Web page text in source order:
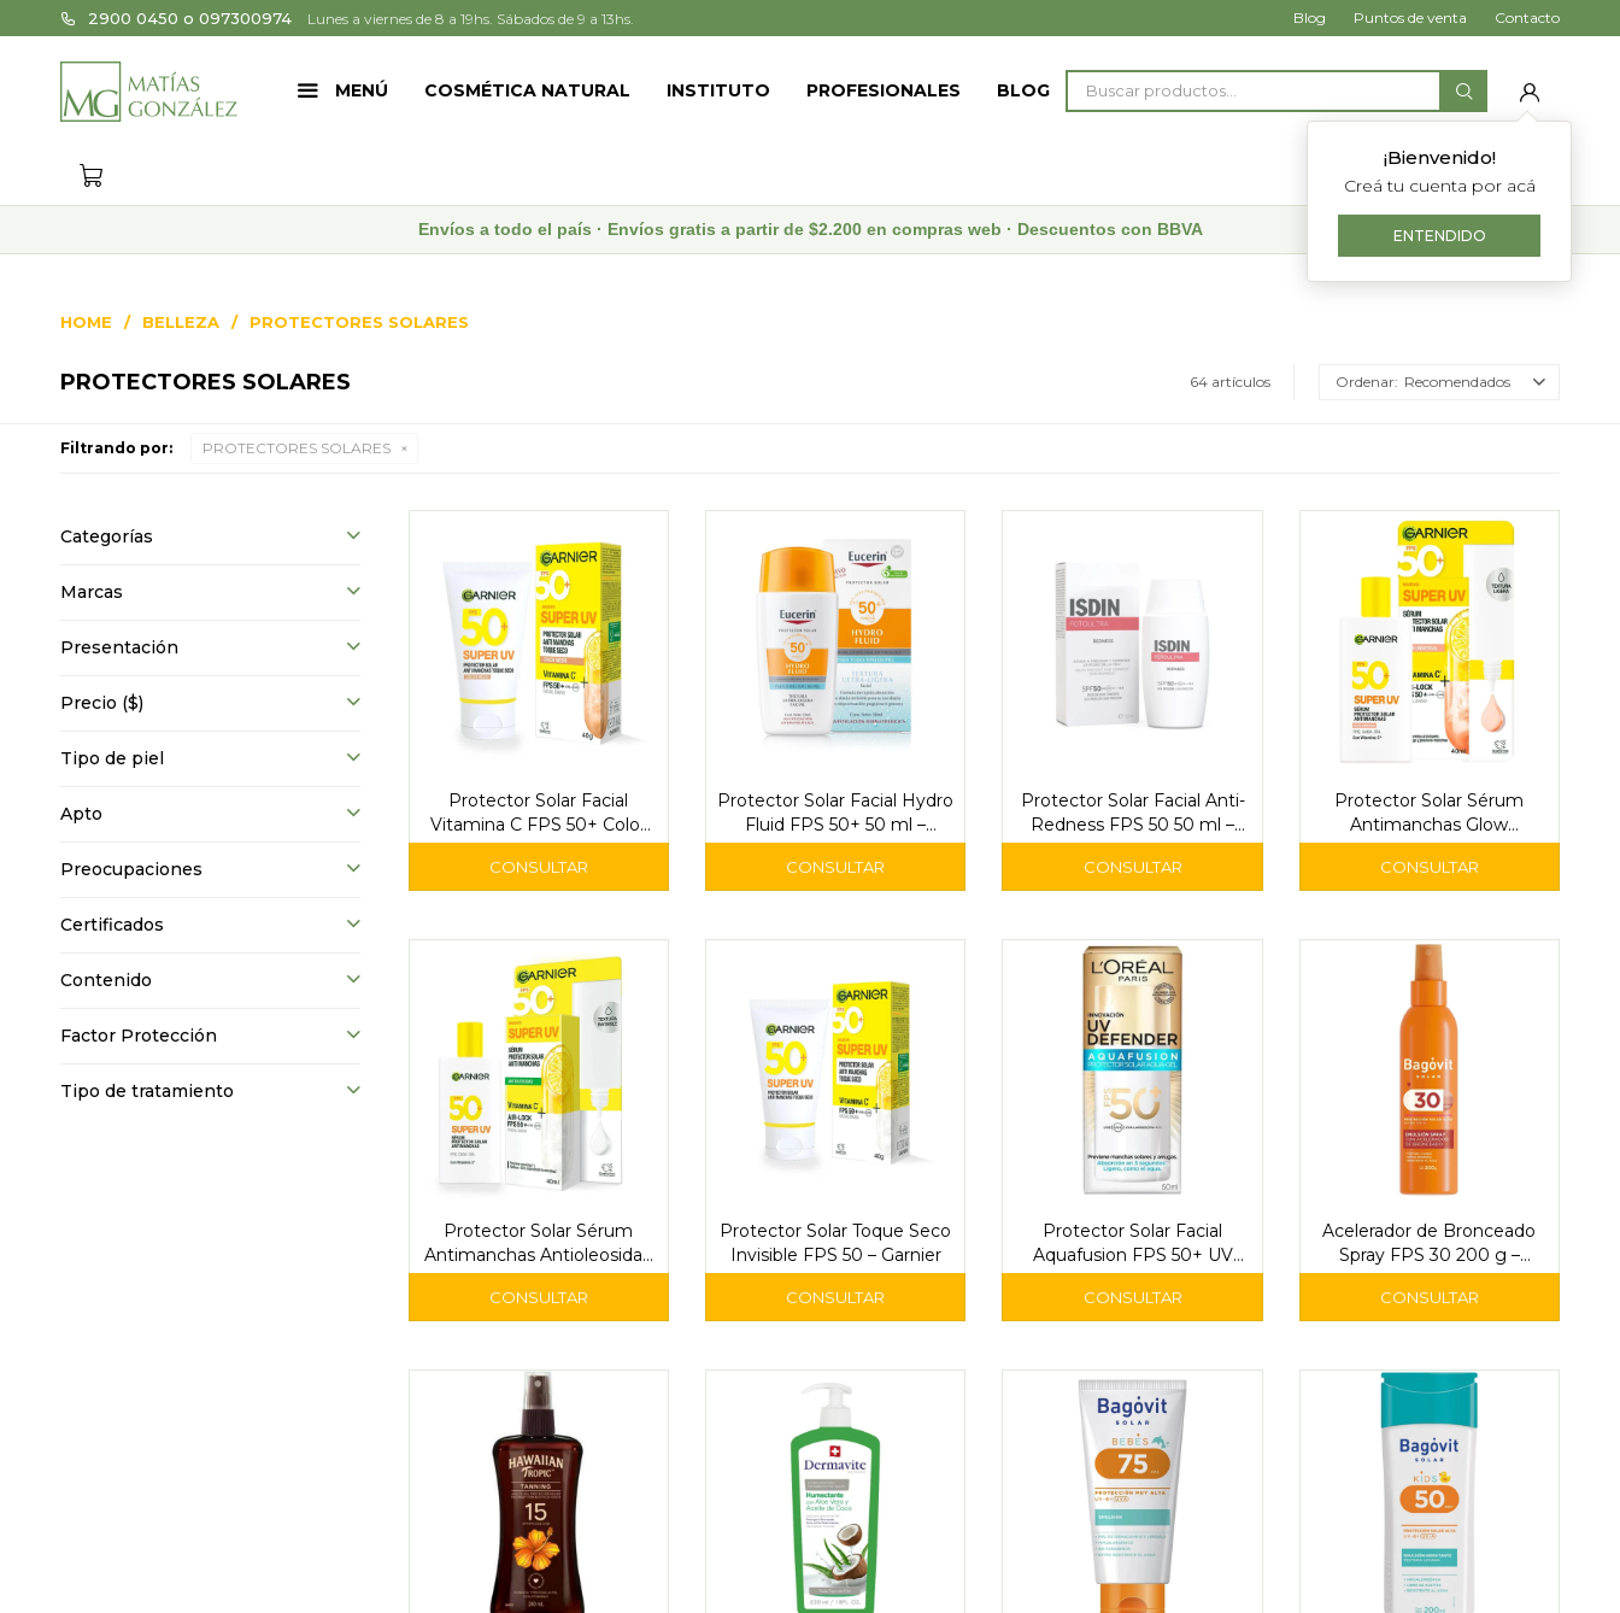
MENÚ COSMÉTICA NATURAL INSTITUTO PROFESIONALES BLOG
¡Bienvenido!
Creá tu cuenta por acá
ENTENDIDO
2900 0450 o 097300974 Lunes a viernes de 8 a 19hs. Sábados de 9 a 13hs. Blog Puntos de venta Contacto
Envíos a todo el país · Envíos gratis a partir de $2.200 en compras web · Descuentos con BBVA
HOME BELLEZA PROTECTORES SOLARES
PROTECTORES SOLARES 64 artículos Recomendados
Filtrando por: PROTECTORES SOLARES
Protector Solar Facial
Vitamina C FPS 50+ Color
Medio 40 g - Garnier Skin
Active Super UV
Protector Solar Facial Hydro
Fluid FPS 50+ 50 ml –
Eucerin
Protector Solar Facial Anti-
Redness FPS 50 50 ml –
ISDIN
Protector Solar Sérum
Antimanchas Glow
Universal FPS 50 – Garnier
Protector Solar Sérum
Antimanchas Antioleosidad
FPS 50 – Garnier
Protector Solar Toque Seco
Invisible FPS 50 – Garnier
Protector Solar Facial
Aquafusion FPS 50+ UV
Defender 40 ml - L'Oréal
Acelerador de Bronceado
Spray FPS 30 200 g –
Bagóvit Solar
Categorías
Marcas
Presentación
Precio ($)
Tipo de piel
Apto
Preocupaciones
Certificados
Contenido
Factor Protección
Tipo de tratamiento